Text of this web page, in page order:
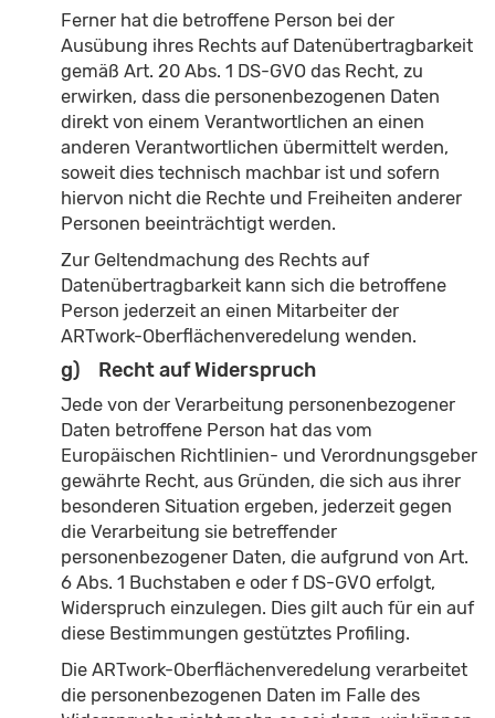
Ferner hat die betroffene Person bei der
Ausübung ihres Rechts auf Datenübertragbarkeit
gemäß Art. 20 Abs. 1 DS-GVO das Recht, zu
erwirken, dass die personenbezogenen Daten
direkt von einem Verantwortlichen an einen
anderen Verantwortlichen übermittelt werden,
soweit dies technisch machbar ist und sofern
hiervon nicht die Rechte und Freiheiten anderer
Personen beeinträchtigt werden.
Zur Geltendmachung des Rechts auf
Datenübertragbarkeit kann sich die betroffene
Person jederzeit an einen Mitarbeiter der
ARTwork-Oberflächenveredelung wenden.
g) Recht auf Widerspruch
Jede von der Verarbeitung personenbezogener
Daten betroffene Person hat das vom
Europäischen Richtlinien- und Verordnungsgeber
gewährte Recht, aus Gründen, die sich aus ihrer
besonderen Situation ergeben, jederzeit gegen
die Verarbeitung sie betreffender
personenbezogener Daten, die aufgrund von Art.
6 Abs. 1 Buchstaben e oder f DS-GVO erfolgt,
Widerspruch einzulegen. Dies gilt auch für ein auf
diese Bestimmungen gestütztes Profiling.
Die ARTwork-Oberflächenveredelung verarbeitet
die personenbezogenen Daten im Falle des